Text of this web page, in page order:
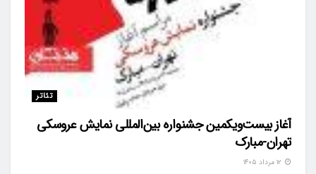
تئاتر
آغاز بیست‌ویکمین جشنواره بین‌المللی نمایش عروسکی
تهران-مبارک